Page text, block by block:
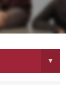
▾